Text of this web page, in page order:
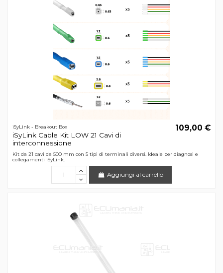
iSyLink - Breakout Box
iSyLink Cable Kit LOW 21 Cavi di
interconnessione
109,00 €
Kit da 21 cavi da 500 mm con 5 tipi di terminali diversi. Ideale per diagnosi e
collegamenti iSyLink.
Aggiungi al carrello